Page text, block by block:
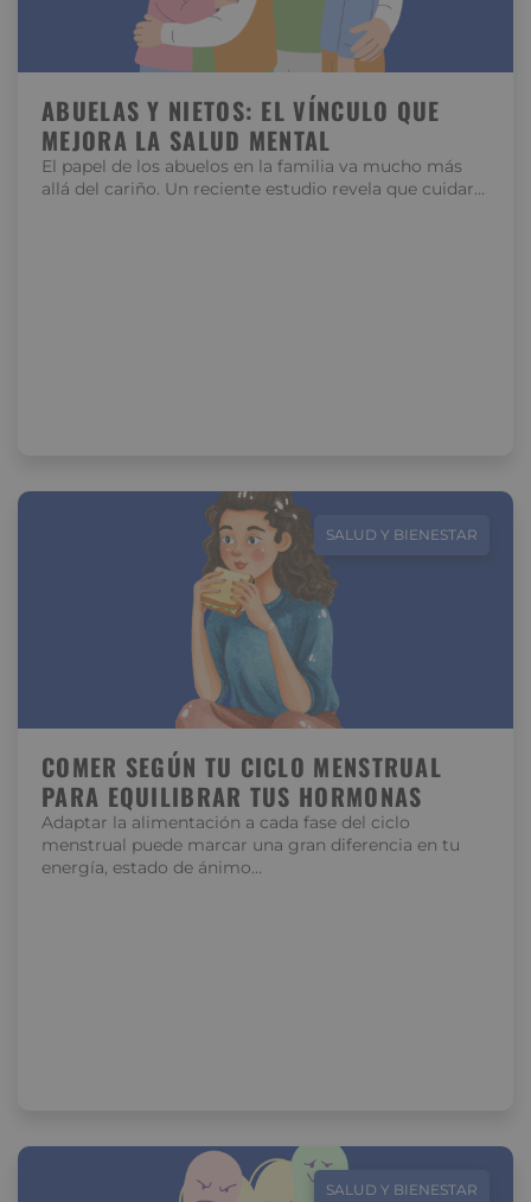
ABUELAS Y NIETOS: EL VÍNCULO QUE
MEJORA LA SALUD MENTAL
El papel de los abuelos en la familia va mucho más
allá del cariño. Un reciente estudio revela que cuidar…
SALUD Y BIENESTAR
COMER SEGÚN TU CICLO MENSTRUAL
PARA EQUILIBRAR TUS HORMONAS
Adaptar la alimentación a cada fase del ciclo
menstrual puede marcar una gran diferencia en tu
energía, estado de ánimo…
SALUD Y BIENESTAR